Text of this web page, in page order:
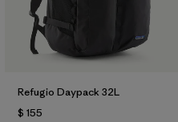
Refugio Daypack 32L
$ 155